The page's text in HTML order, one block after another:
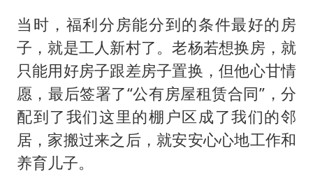
当时，福利分房能分到的条件最好的房
子，就是工人新村了。老杨若想换房，就
只能用好房子跟差房子置换，但他心甘情
愿，最后签署了“公有房屋租赁合同”，分
配到了我们这里的棚户区成了我们的邻
居，家搬过来之后，就安安心心地工作和
养育儿子。